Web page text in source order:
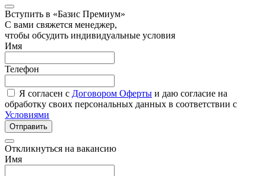
Вступить в «Базис Премиум»
С вами свяжется менеджер,
чтобы обсудить индивидуальные условия
Имя
Телефон
Я согласен с Договором Оферты и даю согласие на
обработку своих персональных данных в соответствии с
Условиями
Отправить
Откликнуться на вакансию
Имя